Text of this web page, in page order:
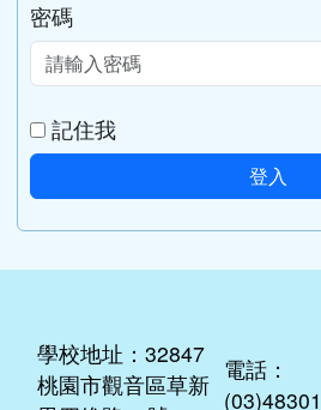
密碼
記住我
登入
學校地址：32847
桃園市觀音區草新
電話：